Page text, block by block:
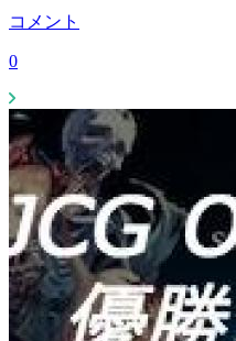
コメント
0